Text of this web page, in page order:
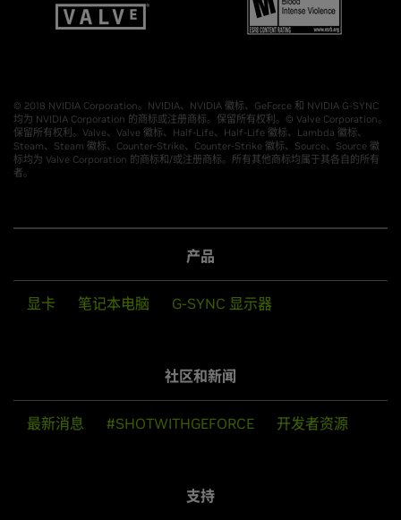
© 2018 NVIDIA Corporation。NVIDIA、NVIDIA 徽标、GeForce 和 NVIDIA G-SYNC
均为 NVIDIA Corporation 的商标或注册商标。保留所有权利。© Valve Corporation。
保留所有权利。Valve、Valve 徽标、Half-Life、Half-Life 徽标、Lambda 徽标、
Steam、Steam 徽标、Counter-Strike、Counter-Strike 徽标、Source、Source 徽
标均为 Valve Corporation 的商标和/或注册商标。所有其他商标均属于其各自的所有
者。
产品
显卡 笔记本电脑 G-SYNC 显示器
社区和新闻
最新消息 #SHOTWITHGEFORCE 开发者资源
支持